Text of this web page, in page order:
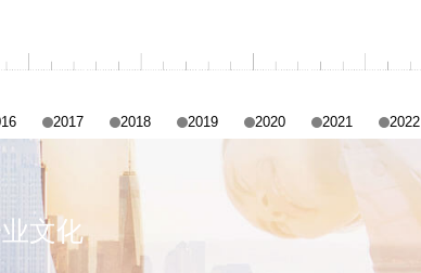
2017 2018 2019 2020 2021 2022
文化